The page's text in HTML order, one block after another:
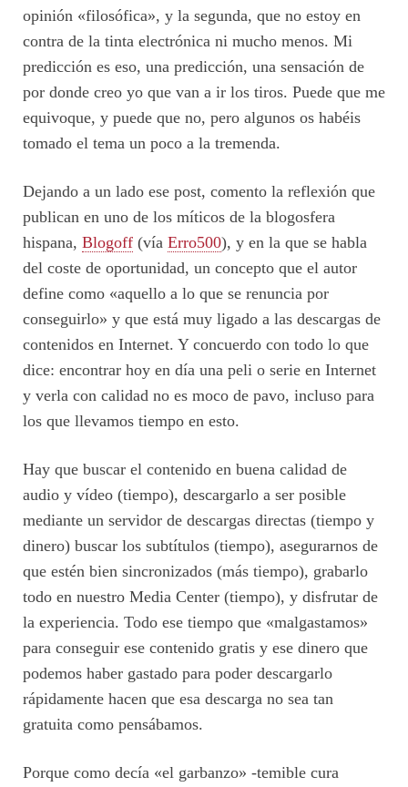
opinión «filosófica», y la segunda, que no estoy en
contra de la tinta electrónica ni mucho menos. Mi
predicción es eso, una predicción, una sensación de
por donde creo yo que van a ir los tiros. Puede que me
equivoque, y puede que no, pero algunos os habéis
tomado el tema un poco a la tremenda.
Dejando a un lado ese post, comento la reflexión que
publican en uno de los míticos de la blogosfera
hispana, Blogoff (vía Erro500), y en la que se habla
del coste de oportunidad, un concepto que el autor
define como «aquello a lo que se renuncia por
conseguirlo» y que está muy ligado a las descargas de
contenidos en Internet. Y concuerdo con todo lo que
dice: encontrar hoy en día una peli o serie en Internet
y verla con calidad no es moco de pavo, incluso para
los que llevamos tiempo en esto.
Hay que buscar el contenido en buena calidad de
audio y vídeo (tiempo), descargarlo a ser posible
mediante un servidor de descargas directas (tiempo y
dinero) buscar los subtítulos (tiempo), asegurarnos de
que estén bien sincronizados (más tiempo), grabarlo
todo en nuestro Media Center (tiempo), y disfrutar de
la experiencia. Todo ese tiempo que «malgastamos»
para conseguir ese contenido gratis y ese dinero que
podemos haber gastado para poder descargarlo
rápidamente hacen que esa descarga no sea tan
gratuita como pensábamos.
Porque como decía «el garbanzo» -temible cura